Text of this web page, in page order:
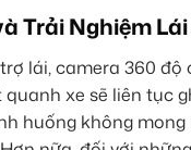
Trải Nghiệm
lái, camera 360
xe sẽ liên tục
huống không